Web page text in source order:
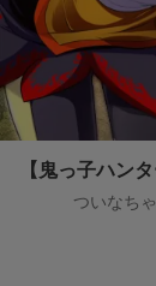
ついなち